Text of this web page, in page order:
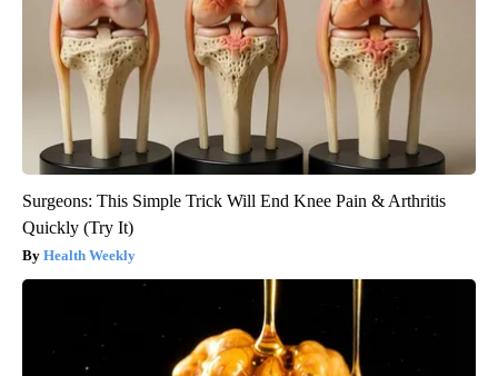
Surgeons: This Simple Trick Will End Knee Pain & Arthritis
Quickly (Try It)
Health Weekly